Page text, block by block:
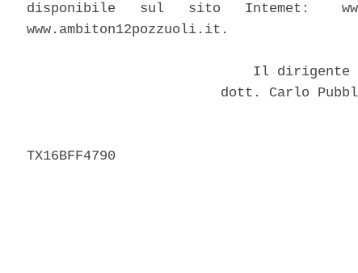
disponibile   sul   sito   Intemet:
www.ambiton12pozzuoli.it.
                            Il dirigente
dott. Carlo